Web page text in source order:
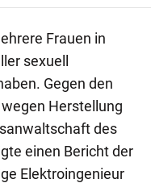
Frauen in
sexuell
Gegen den
Herstellung
des
einen Bericht der
Elektroingenieur